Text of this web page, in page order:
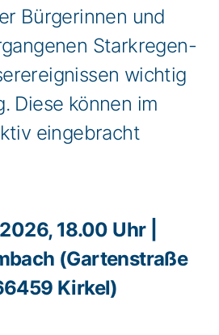
Bürgerinnen und
Starkregen-
wichtig
Diese können im
eingebracht
18.00 Uhr |
(Gartenstraße
Kirkel)